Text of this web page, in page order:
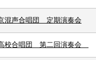
混声合唱団 定期演奏会
校合唱団 第二回演奏会